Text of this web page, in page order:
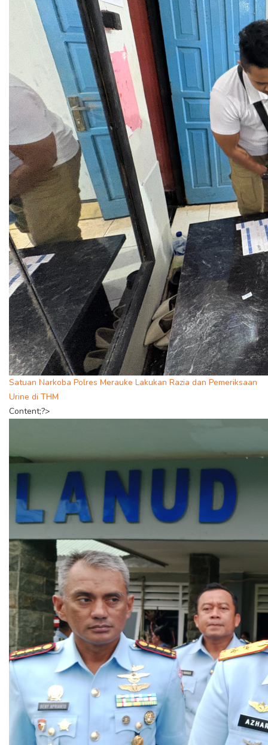
Satuan Narkoba Polres Merauke Lakukan Razia dan Pemeriksaan
Urine di THM
Content;?>